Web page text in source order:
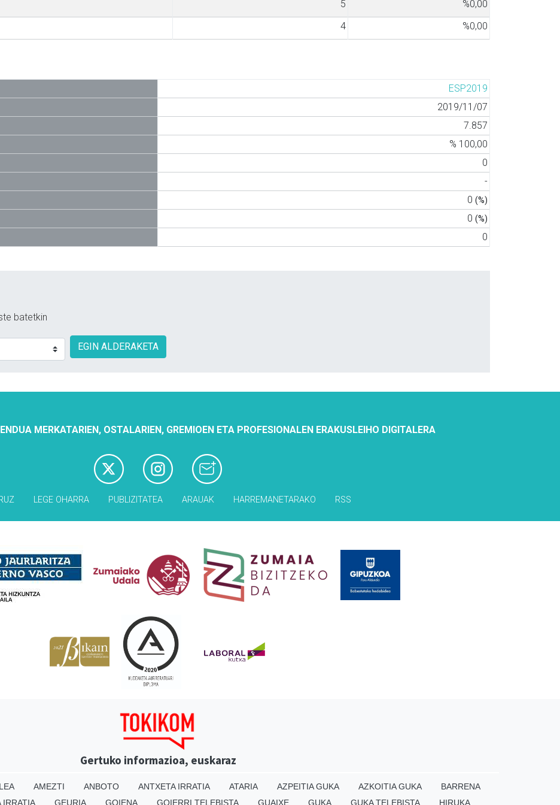
5
%0,00
4 %0,00
ESP2019
2019/11/07
7.857
% 100,00
0
-
0 (%)
0 (%)
0
batetkin
EGIN ALDERAKETA
MERKATARIEN, OSTALARIEN, GREMIOEN ETA PROFESIONALEN ERAKUSLEIHO DIGITALERA
LEGE OHARRA PUBLIZITATEA ARAUAK HARREMANETARAKO RSS
Gertuko informazioa, euskaraz
AMEZTI ANBOTO ANTXETA IRRATIA ATARIA AZPEITIA GUKA AZKOITIA GUKA
BARRENA
IRRATIA GEURIA GOIENA GOIERRI TELEBISTA GUAIXE GUKA GUKA TELEBISTA HIRUKA